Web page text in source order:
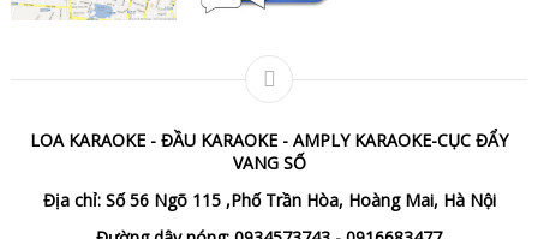
LOA KARAOKE - ĐẦU KARAOKE - AMPLY KARAOKE-CỤC ĐẨY
VANG SỐ
Địa chỉ: Số 56 Ngõ 115 ,Phố Trần Hòa, Hoàng Mai, Hà Nội